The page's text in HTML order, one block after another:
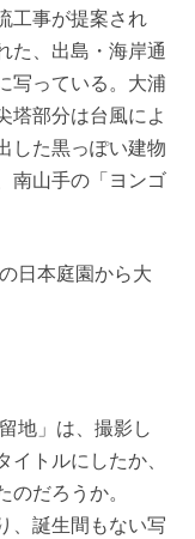
工事が提案され
た、出島・海岸通
写っている。大浦
塔部分は台風によ
した黒っぽい建物
南山手の「ヨンゴ
日本庭園から大
地」は、撮影し
トルにしたか、
だろうか。
、誕生間もない写